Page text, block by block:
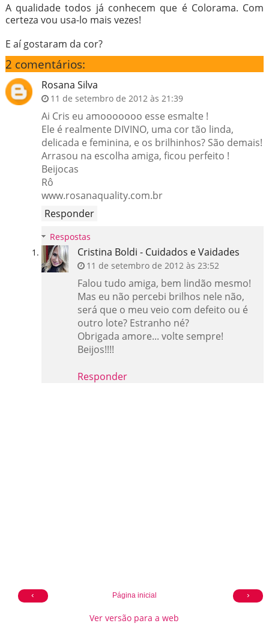
A qualidade todos já conhecem que é Colorama. Com
certeza vou usa-lo mais vezes!
E aí gostaram da cor?
2 comentários:
Rosana Silva
11 de setembro de 2012 às 21:39
Ai Cris eu amooooooo esse esmalte !
Ele é realmente DIVINO, uma cor tão linda,
delicada e feminina, e os brilhinhos? São demais!
Arrasou na escolha amiga, ficou perfeito !
Beijocas
Rô
www.rosanaquality.com.br
Responder
Respostas
Cristina Boldi - Cuidados e Vaidades
11 de setembro de 2012 às 23:52
Falou tudo amiga, bem lindão mesmo!
Mas eu não percebi brilhos nele não,
será que o meu veio com defeito ou é
outro lote? Estranho né?
Obrigada amore... volte sempre!
Beijos!!!!
Responder
‹ ›
Página inicial
Ver versão para a web